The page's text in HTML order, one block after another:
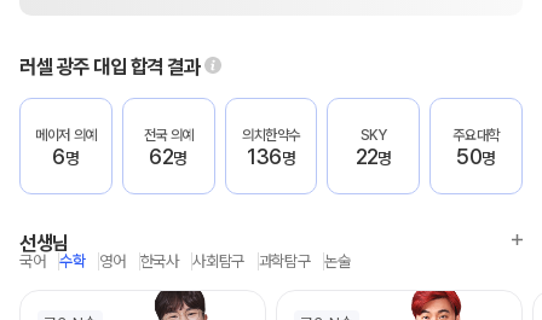
러셀 광주 대입 합격 결과
메이저 의예
6명
전국 의예
62명
의치한약수
136명
SKY
22명
주요대학
50명
선생님
국어 수학 영어 한국사 사회탐구 과학탐구 논술